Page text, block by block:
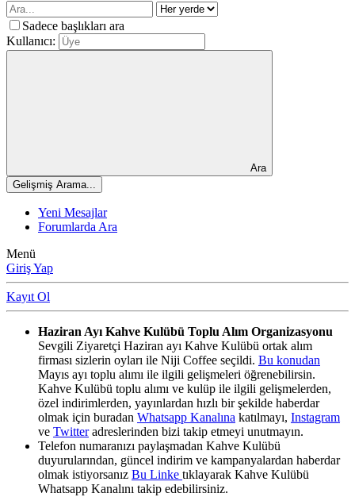
Sadece başlıkları ara
Kullanıcı:
Ara
Gelişmiş Arama...
Yeni Mesajlar
Forumlarda Ara
Menü
Giriş Yap
Kayıt Ol
Haziran Ayı Kahve Kulübü Toplu Alım Organizasyonu
Sevgili Ziyaretçi Haziran ayı Kahve Kulübü ortak alım
firması sizlerin oyları ile Niji Coffee seçildi. Bu konudan
Mayıs ayı toplu alımı ile ilgili gelişmeleri öğrenebilirsin.
Kahve Kulübü toplu alımı ve kulüp ile ilgili gelişmelerden,
özel indirimlerden, yayınlardan hızlı bir şekilde haberdar
olmak için buradan Whatsapp Kanalına katılmayı, Instagram
ve Twitteradreslerinden bizi takip etmeyi unutmayın.
Telefon numaranızı paylaşmadan Kahve Kulübü
duyurularından, güncel indirim ve kampanyalardan haberdar
olmak istiyorsanız Bu Linke tıklayarak Kahve Kulübü
Whatsapp Kanalını takip edebilirsiniz.